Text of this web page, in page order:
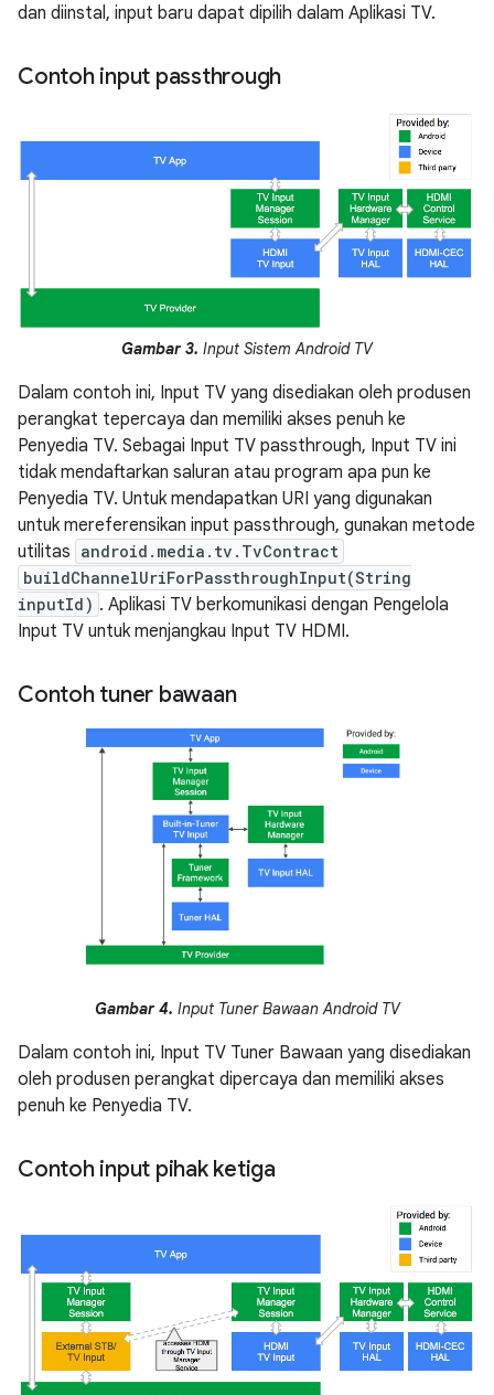
dan diinstal, input baru dapat dipilih dalam Aplikasi TV.
Contoh input passthrough
Gambar 3. Input Sistem Android TV
Dalam contoh ini, Input TV yang disediakan oleh produsen
perangkat tepercaya dan memiliki akses penuh ke
Penyedia TV. Sebagai Input TV passthrough, Input TV ini
tidak mendaftarkan saluran atau program apa pun ke
Penyedia TV. Untuk mendapatkan URI yang digunakan
untuk mereferensikan input passthrough, gunakan metode
utilitas android.media.tv.TvContract
buildChannelUriForPassthroughInput(String
inputId) . Aplikasi TV berkomunikasi dengan Pengelola
Input TV untuk menjangkau Input TV HDMI.
Contoh tuner bawaan
Gambar 4. Input Tuner Bawaan Android TV
Dalam contoh ini, Input TV Tuner Bawaan yang disediakan
oleh produsen perangkat dipercaya dan memiliki akses
penuh ke Penyedia TV.
Contoh input pihak ketiga